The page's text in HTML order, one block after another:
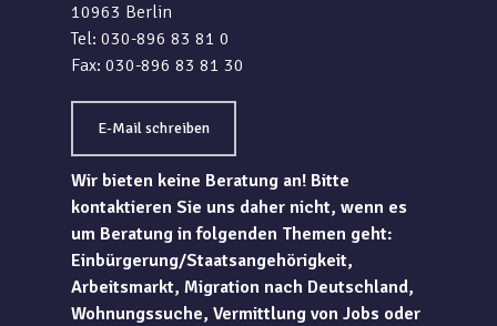
10963 Berlin
Tel: 030-896 83 81 0
Fax: 030-896 83 81 30
E-Mail schreiben
Wir bieten keine Beratung an! Bitte
kontaktieren Sie uns daher nicht, wenn es
um Beratung in folgenden Themen geht:
Einbürgerung/Staatsangehörigkeit,
Arbeitsmarkt, Migration nach Deutschland,
Wohnungssuche, Vermittlung von Jobs oder